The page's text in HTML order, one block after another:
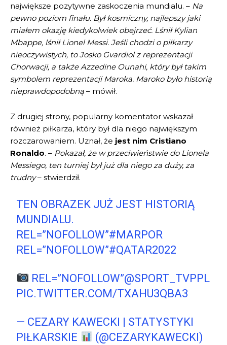
największe pozytywne zaskoczenia mundialu. – Na
pewno poziom finału. Był kosmiczny, najlepszy jaki
miałem okazję kiedykolwiek obejrzeć. Lśnił Kylian
Mbappe, lśnił Lionel Messi. Jeśli chodzi o piłkarzy
nieoczywistych, to Josko Gvardiol z reprezentacji
Chorwacji, a także Azzedine Ounahi, który był takim
symbolem reprezentacji Maroka. Maroko było historią
nieprawdopodobną – mówił.
Z drugiej strony, popularny komentator wskazał
również piłkarza, który był dla niego największym
rozczarowaniem. Uznał, że jest nim Cristiano
Ronaldo. – Pokazał, że w przeciwieństwie do Lionela
Messiego, ten turniej był już dla niego za duży, za
trudny– stwierdził.
TEN OBRAZEK JUŻ JEST HISTORIĄ
MUNDIALU.
REL=”NOFOLLOW”#MARPOR
REL=”NOFOLLOW”#QATAR2022
REL=”NOFOLLOW”@SPORT_TVPPL
PIC.TWITTER.COM/TXAHU3QBA3
— CEZARY KAWECKI | STATYSTYKI
PIŁKARSKIE
(@CEZARYKAWECKI)